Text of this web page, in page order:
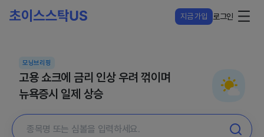
지금 가입 로그인
모닝브리핑
고용 쇼크에 금리 인상 우려 꺾이며
뉴욕증시 일제 상승